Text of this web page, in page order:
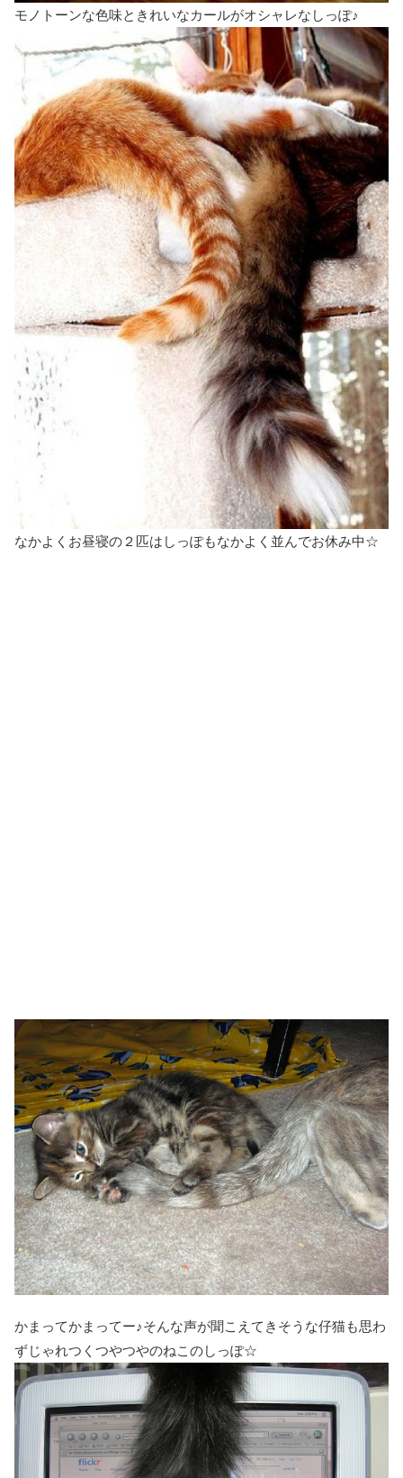
モノトーンな色味ときれいなカールがオシャレなしっぽ♪
なかよくお昼寝の２匹はしっぽもなかよく並んでお休み中☆
かまってかまってー♪そんな声が聞こえてきそうな仔猫も思わ
ずじゃれつくつやつやのねこのしっぽ☆